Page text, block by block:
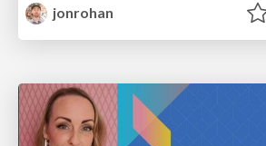
jonrohan